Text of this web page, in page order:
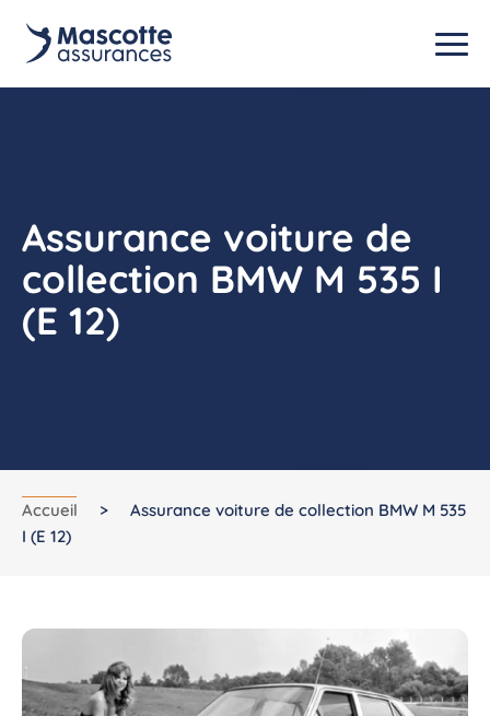
Assurance voiture de
collection BMW M 535 I
(E 12)
Accueil > Assurance voiture de collection BMW M 535
I (E 12)